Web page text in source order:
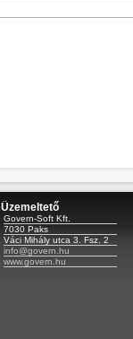
Üzemeltető
Govern-Soft Kft.
7030 Paks
Váci Mihály utca 3. Fsz. 2
info@govern.hu
www.govern.hu